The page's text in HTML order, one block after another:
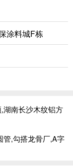
涂料城F栋
湖南长沙木纹铝方
管,勾搭龙骨厂,A字